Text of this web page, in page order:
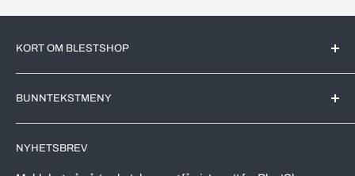
KORT OM BLESTSHOP
det Norske markedet. All videreforedling av produktene blir
utført av markedsledende produsenter her i Norge.
Vi driver en effektivt nettbutikk, riktig utvalg av varer,
BUNNTEKSTMENY
Søk
Leveringstid
NYHETSBREV